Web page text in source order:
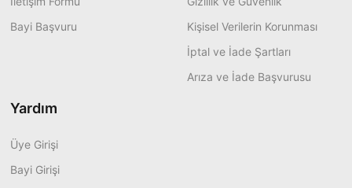
Bayi Başvuru
Kişisel Verilerin Korunması
İptal ve İade Şartları
Arıza ve İade Başvurusu
Yardım
Üye Girişi
Bayi Girişi